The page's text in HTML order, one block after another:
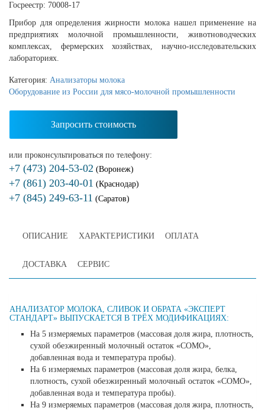
Госреестр: 70008-17
Прибор для определения жирности молока нашел применение на
предприятиях молочной промышленности, животноводческих
комплексах, фермерских хозяйствах, научно-исследовательских
лабораториях.
Категория: Анализаторы молока
Оборудование из России для мясо-молочной промышленности
Запросить стоимость
или проконсультироваться по телефону:
+7 (473) 204-53-02 (Воронеж)
+7 (861) 203-40-01 (Краснодар)
+7 (845) 249-63-11 (Саратов)
ОПИСАНИЕ ХАРАКТЕРИСТИКИ ОПЛАТА
ДОСТАВКА СЕРВИС
АНАЛИЗАТОР МОЛОКА, СЛИВОК И ОБРАТА «ЭКСПЕРТ
СТАНДАРТ» ВЫПУСКАЕТСЯ В ТРЁХ МОДИФИКАЦИЯХ:
На 5 измеряемых параметров (массовая доля жира, плотность,
сухой обезжиренный молочный остаток «СОМО»,
добавленная вода и температура пробы).
На 6 измеряемых параметров (массовая доля жира, белка,
плотность, сухой обезжиренный молочный остаток «СОМО»,
добавленная вода и температура пробы).
На 9 измеряемых параметров (массовая доля жира, плотность,